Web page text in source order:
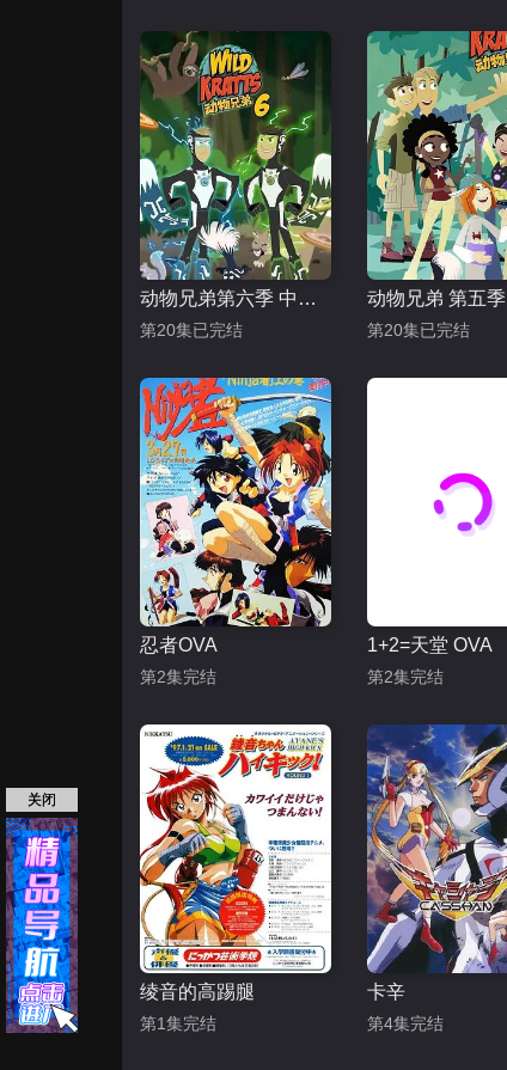
动物兄弟第六季 中文配音
第20集已完结
动物兄弟 第五季
第20集已完结
忍者OVA
第2集完结
1+2=天堂 OVA
第2集完结
绫音的高踢腿
第1集完结
卡辛
第4集完结
关闭